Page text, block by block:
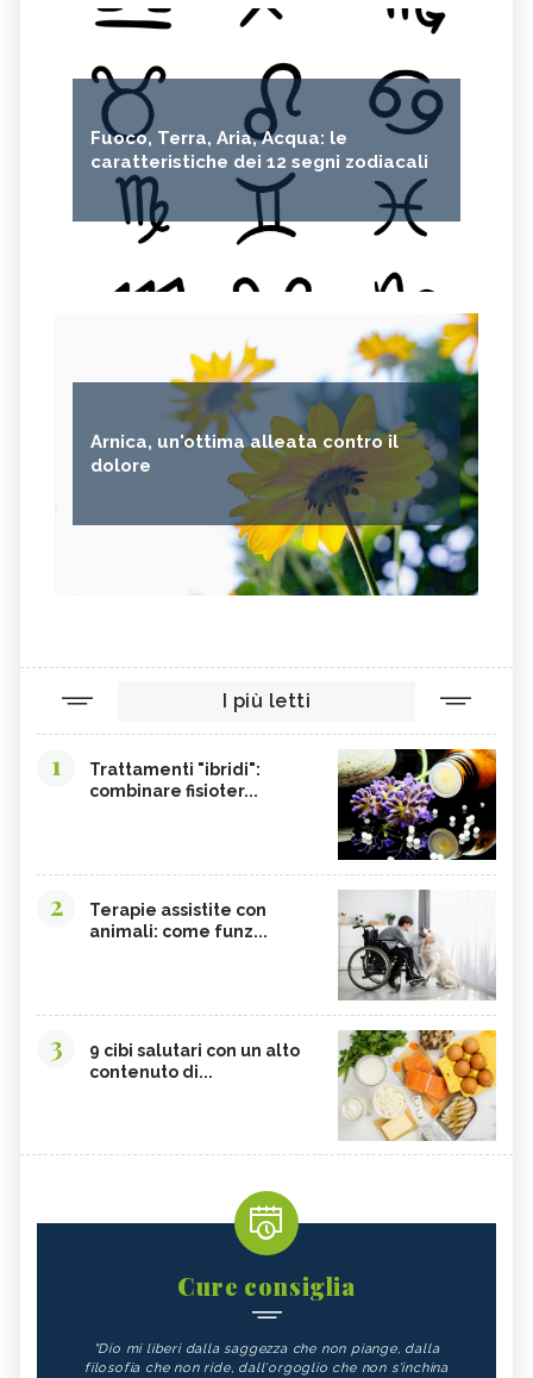
Fuoco, Terra, Aria, Acqua: le
caratteristiche dei 12 segni zodiacali
Arnica, un'ottima alleata contro il
dolore
I più letti
1
Trattamenti "ibridi":
combinare fisioter...
2
Terapie assistite con
animali: come funz...
3
9 cibi salutari con un alto
contenuto di...
Cure consiglia
"Dio mi liberi dalla saggezza che non piange, dalla
filosofia che non ride, dall'orgoglio che non s'inchina